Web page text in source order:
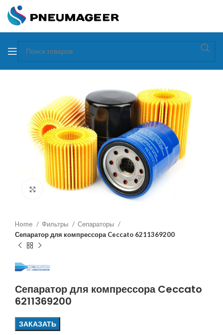
Увеличить
Home Фильтры
Сепараторы
Сепаратор для компрессора Ceccato 6211369200
Сепаратор для компрессора Ceccato
6211369200
ЗАКАЗАТЬ